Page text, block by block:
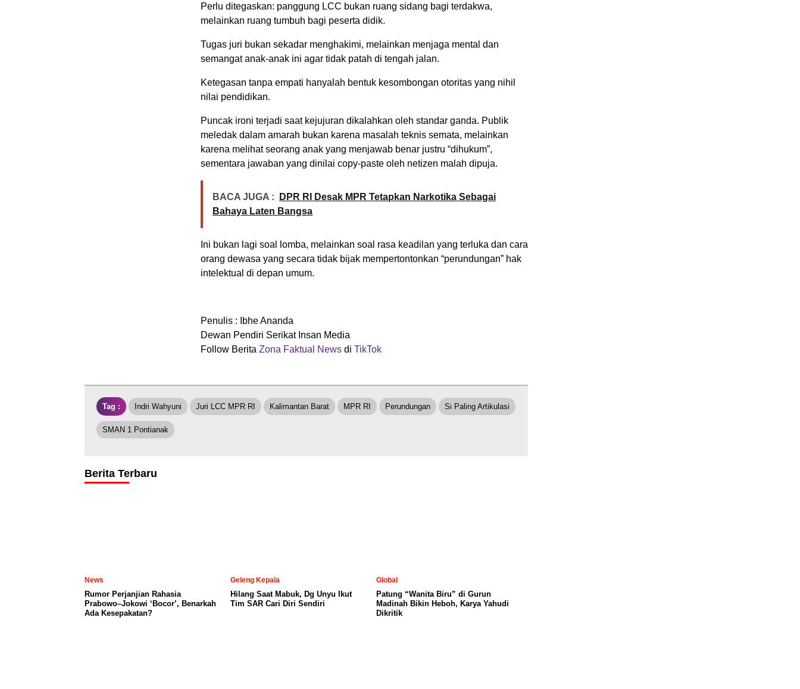
Perlu ditegaskan: panggung LCC bukan ruang sidang bagi terdakwa,
melainkan ruang tumbuh bagi peserta didik.
Tugas juri bukan sekadar menghakimi, melainkan menjaga mental dan
semangat anak-anak ini agar tidak patah di tengah jalan.
Ketegasan tanpa empati hanyalah bentuk kesombongan otoritas yang nihil
nilai pendidikan.
Puncak ironi terjadi saat kejujuran dikalahkan oleh standar ganda. Publik
meledak dalam amarah bukan karena masalah teknis semata, melainkan
karena melihat seorang anak yang menjawab benar justru “dihukum”,
sementara jawaban yang dinilai copy-paste oleh netizen malah dipuja.
BACA JUGA :
DPR RI Desak MPR Tetapkan Narkotika Sebagai
Bahaya Laten Bangsa
Ini bukan lagi soal lomba, melainkan soal rasa keadilan yang terluka dan cara
orang dewasa yang secara tidak bijak mempertontonkan “perundungan” hak
intelektual di depan umum.
Penulis : Ibhe Ananda
Dewan Pendiri Serikat Insan Media
Follow Berita Zona Faktual News di TikTok
Tag : Indri Wahyuni Juri LCC MPR RI Kalimantan Barat MPR RI Perundungan Si Paling Artikulasi
SMAN 1 Pontianak
Berita Terbaru
News
Rumor Perjanjian Rahasia
Prabowo–Jokowi ‘Bocor’, Benarkah
Ada Kesepakatan?
Geleng Kepala
Hilang Saat Mabuk, Dg Unyu Ikut
Tim SAR Cari Diri Sendiri
Global
Patung “Wanita Biru” di Gurun
Madinah Bikin Heboh, Karya Yahudi
Dikritik